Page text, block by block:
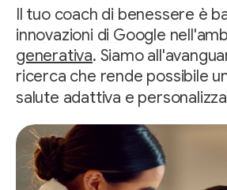
Il tuo coach di benessere è
innovazioni di Google
generativa. Siamo
ricerca che rende possibile
salute adattiva e